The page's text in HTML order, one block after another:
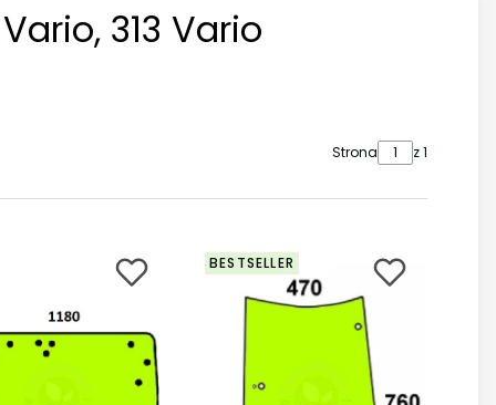
313 Vario
Strona z 1
BESTSELLER